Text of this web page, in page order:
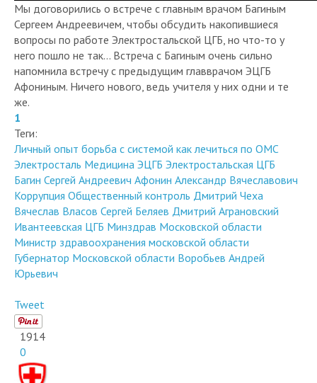
Мы договорились о встрече с главным врачом Багиным
Сергеем Андреевичем, чтобы обсудить накопившиеся
вопросы по работе Электростальской ЦГБ, но что-то у
него пошло не так... Встреча с Багиным очень сильно
напомнила встречу с предыдущим главврачом ЭЦГБ
Афониным. Ничего нового, ведь учителя у них одни и те
же.
1
Теги:
Личный опыт борьба с системой как лечиться по ОМС
Электросталь Медицина ЭЦГБ Электростальская ЦГБ
Багин Сергей Андреевич Афонин Александр Вячеславович
Коррупция Общественный контроль Дмитрий Чеха
Вячеслав Власов Сергей Беляев Дмитрий Аграновский
Ивантеевская ЦГБ Минздрав Московской области
Министр здравоохранения московской области
Губернатор Московской области Воробьев Андрей
Юрьевич
Tweet
1914
0